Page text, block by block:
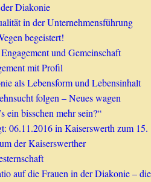
Diakonie
in der Unternehmensführung
begeistert!
und Gemeinschaft
mit Profil
als Lebensform und Lebensinhalt
folgen – Neues wagen
ein bisschen mehr sein?“
06.11.2016 in Kaiserswerth zum 15.
der Kaiserswerther
auf die Frauen in der Diakonie – die